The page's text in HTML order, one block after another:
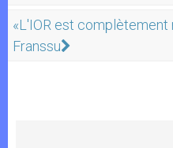
«L'IOR est complètement
Franssu